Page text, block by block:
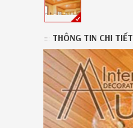
THÔNG TIN CHI TIẾT